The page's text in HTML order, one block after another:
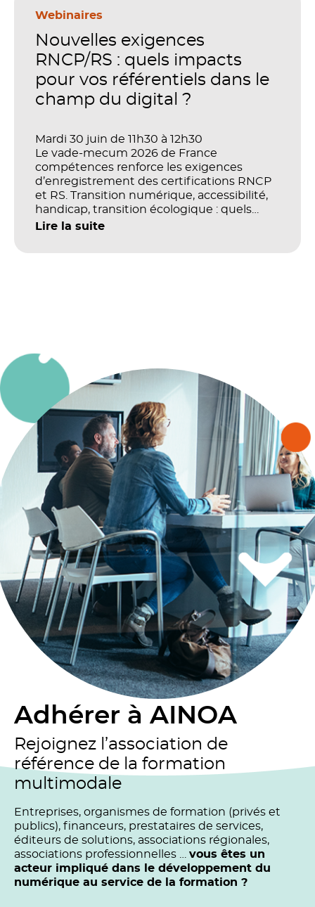
stratégique. Mais comment démontrer
investissements sur les compétences, la
productivité et la performance des
Webinaires
Nouvelles exigences
RNCP/RS : quels impacts
pour vos référentiels dans le
champ du digital ?
Mardi 30 juin de 11h30 à 12h30
Le vade-mecum 2026 de France
compétences renforce les exigences
d’enregistrement des certifications RNCP
et RS. Transition numérique, accessibilité,
handicap, transition écologique : quels
impacts concrets pour les référentiels dans
Lire la suite
Adhérer à AINOA
Rejoignez l’association de
référence de la formation
multimodale
Entreprises, organismes de formation (privés et
publics), financeurs, prestataires de services,
éditeurs de solutions, associations régionales,
associations professionnelles … vous êtes un
acteur impliqué dans le développement du
numérique au service de la formation ?